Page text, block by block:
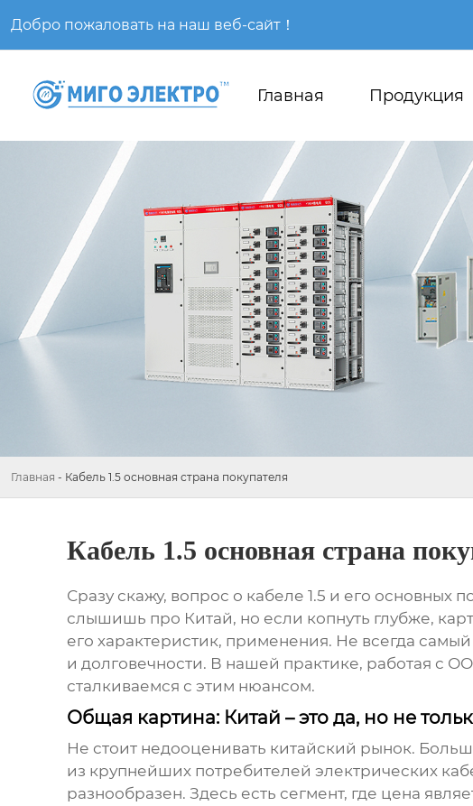
Добро пожаловать на наш веб-сайт！
Главная Продукция
Главная - Кабель 1.5 основная страна покупателя
Кабель 1.5 основная страна
Сразу скажу, вопрос о кабеле 1.5 и его основных
слышишь про Китай, но если копнуть глубже,
его характеристик, применения. Не всегда
и долговечности. В нашей практике, работая с
сталкиваемся с этим нюансом.
Общая картина: Китай – это да, но не
Не стоит недооценивать китайский рынок.
из крупнейших потребителей электрических
разнообразен. Здесь есть сегмент, где цена